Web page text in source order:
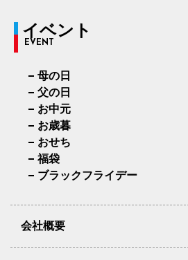
イベント
EVENT
母の日
父の日
お中元
お歳暮
おせち
福袋
ブラックフライデー
会社概要